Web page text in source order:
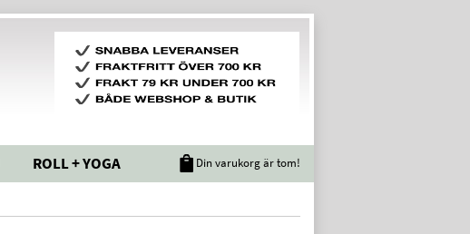
ROLL + YOGA Din varukorg är tom!